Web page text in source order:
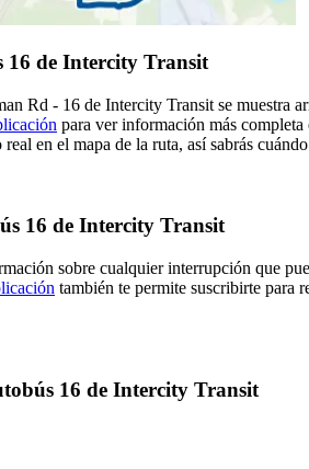
16 de Intercity Transit
Rd - 16 de Intercity Transit se muestra
para ver información más completa
en el mapa de la ruta, así sabrás
16 de Intercity Transit
sobre cualquier interrupción que
también te permite suscribirte para
16 de Intercity Transit